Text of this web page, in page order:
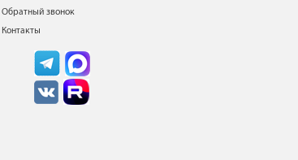
Обратный звонок
Контакты